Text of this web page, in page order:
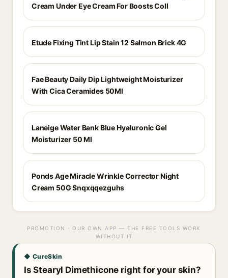
Cream Under Eye Cream For Boosts Coll
Etude Fixing Tint Lip Stain 12 Salmon Brick 4G
Fae Beauty Daily Dip Lightweight Moisturizer
With Cica Ceramides 50Ml
Laneige Water Bank Blue Hyaluronic Gel
Moisturizer 50 Ml
Ponds Age Miracle Wrinkle Corrector Night
Cream 50G Snqxqqezguhs
PROMOTION · OUR OWN APP — THE FREE TOOLS WORK
WITHOUT IT
◆ CureSkin
Is Stearyl Dimethicone right for your skin?